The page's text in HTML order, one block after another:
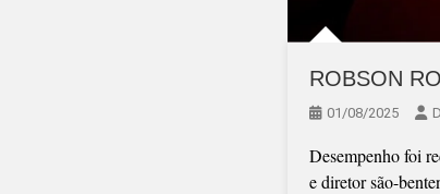
ROBSON
01/08/2025
Desempenho foi
e diretor são-